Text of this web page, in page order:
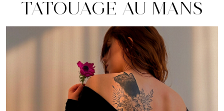
TATOUAGE AU MANS